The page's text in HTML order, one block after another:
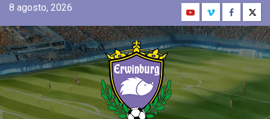
8 agosto, 2026